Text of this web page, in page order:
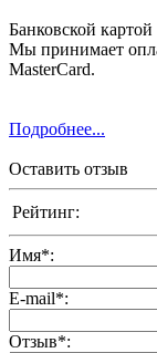
Банковской картой
Мы принимает
MasterCard.
Подробнее...
Оставить отзыв
Рейтинг:
Имя*:
E-mail*:
Отзыв*: